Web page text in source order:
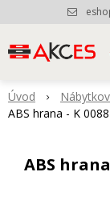
Úvod
ABS hrana - K
ABS